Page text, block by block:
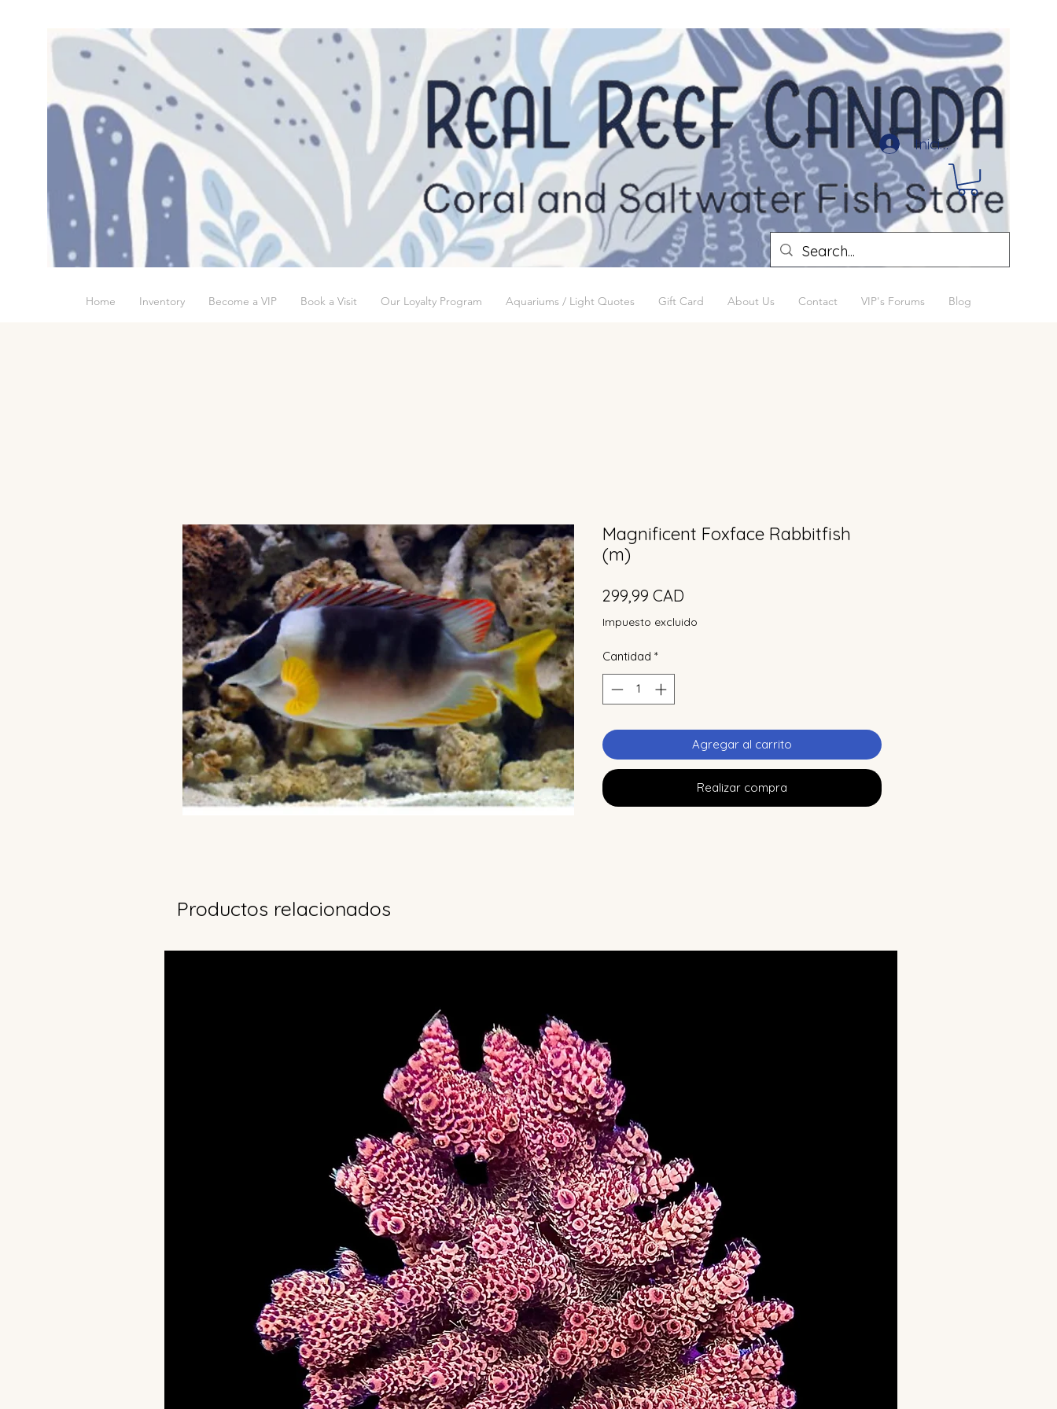
Iniciar sesión
Home Inventory Become a VIP Book a Visit Our Loyalty Program Aquariums / Light Quotes Gift Card About Us Contact VIP's Forums Blog
Magnificent Foxface Rabbitfish
(m)
299,99 CAD
Impuesto excluido
Cantidad *
Agregar al carrito
Realizar compra
Productos relacionados